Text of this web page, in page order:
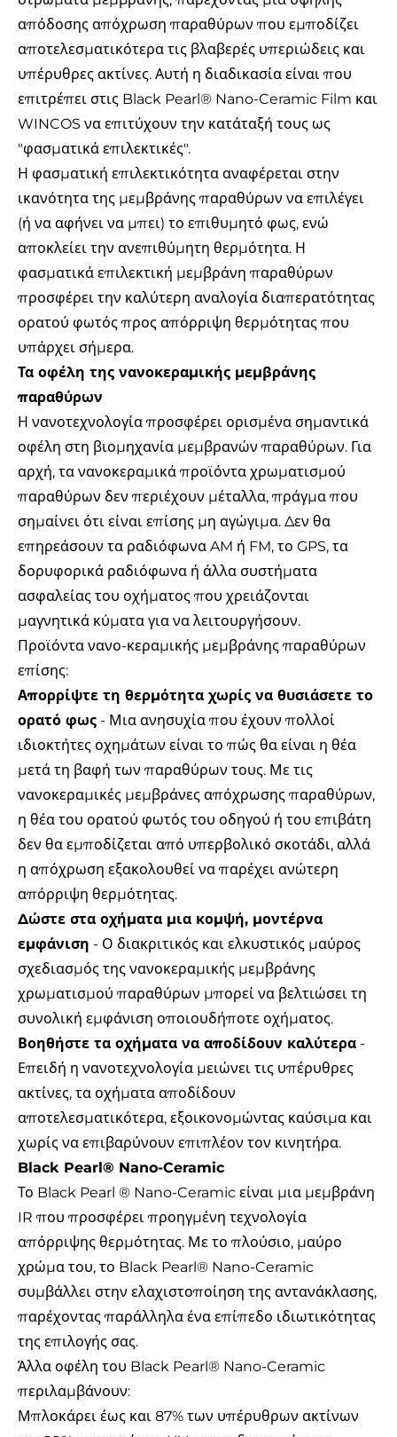
απόδοσης απόχρωση παραθύρων που εμποδίζει
αποτελεσματικότερα τις βλαβερές υπεριώδεις και
υπέρυθρες ακτίνες. Αυτή η διαδικασία είναι που
επιτρέπει στις Black Pearl® Nano-Ceramic Film και
WINCOS να επιτύχουν την κατάταξή τους ως
"φασματικά επιλεκτικές".
Η φασματική επιλεκτικότητα αναφέρεται στην
ικανότητα της μεμβράνης παραθύρων να επιλέγει
(ή να αφήνει να μπει) το επιθυμητό φως, ενώ
αποκλείει την ανεπιθύμητη θερμότητα. Η
φασματικά επιλεκτική μεμβράνη παραθύρων
προσφέρει την καλύτερη αναλογία διαπερατότητας
ορατού φωτός προς απόρριψη θερμότητας που
υπάρχει σήμερα.
Τα οφέλη της νανοκεραμικής μεμβράνης
παραθύρων
Η νανοτεχνολογία προσφέρει ορισμένα σημαντικά
οφέλη στη βιομηχανία μεμβρανών παραθύρων. Για
αρχή, τα νανοκεραμικά προϊόντα χρωματισμού
παραθύρων δεν περιέχουν μέταλλα, πράγμα που
σημαίνει ότι είναι επίσης μη αγώγιμα. Δεν θα
επηρεάσουν τα ραδιόφωνα AM ή FM, το GPS, τα
δορυφορικά ραδιόφωνα ή άλλα συστήματα
ασφαλείας του οχήματος που χρειάζονται
μαγνητικά κύματα για να λειτουργήσουν.
Προϊόντα νανο-κεραμικής μεμβράνης παραθύρων
επίσης:
Απορρίψτε τη θερμότητα χωρίς να θυσιάσετε το
ορατό φως - Μια ανησυχία που έχουν πολλοί
ιδιοκτήτες οχημάτων είναι το πώς θα είναι η θέα
μετά τη βαφή των παραθύρων τους. Με τις
νανοκεραμικές μεμβράνες απόχρωσης παραθύρων,
η θέα του ορατού φωτός του οδηγού ή του επιβάτη
δεν θα εμποδίζεται από υπερβολικό σκοτάδι, αλλά
η απόχρωση εξακολουθεί να παρέχει ανώτερη
απόρριψη θερμότητας.
Δώστε στα οχήματα μια κομψή, μοντέρνα
εμφάνιση - Ο διακριτικός και ελκυστικός μαύρος
σχεδιασμός της νανοκεραμικής μεμβράνης
χρωματισμού παραθύρων μπορεί να βελτιώσει τη
συνολική εμφάνιση οποιουδήποτε οχήματος.
Βοηθήστε τα οχήματα να αποδίδουν καλύτερα -
Επειδή η νανοτεχνολογία μειώνει τις υπέρυθρες
ακτίνες, τα οχήματα αποδίδουν
αποτελεσματικότερα, εξοικονομώντας καύσιμα και
χωρίς να επιβαρύνουν επιπλέον τον κινητήρα.
Black Pearl® Nano-Ceramic
Το Black Pearl ® Nano-Ceramic είναι μια μεμβράνη
IR που προσφέρει προηγμένη τεχνολογία
απόρριψης θερμότητας. Με το πλούσιο, μαύρο
χρώμα του, το Black Pearl® Nano-Ceramic
συμβάλλει στην ελαχιστοποίηση της αντανάκλασης,
παρέχοντας παράλληλα ένα επίπεδο ιδιωτικότητας
της επιλογής σας.
Άλλα οφέλη του Black Pearl® Nano-Ceramic
περιλαμβάνουν:
Μπλοκάρει έως και 87% των υπέρυθρων ακτίνων